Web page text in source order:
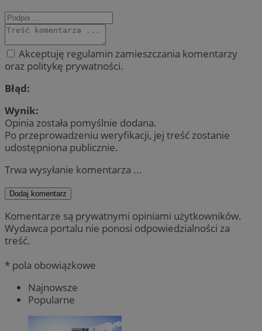
Akceptuję regulamin zamieszczania komentarzy
oraz politykę prywatności.
Błąd:
Wynik:
Opinia została pomyślnie dodana.
Po przeprowadzeniu weryfikacji, jej treść zostanie
udostępniona publicznie.
Trwa wysyłanie komentarza ...
Dodaj komentarz
Komentarze są prywatnymi opiniami użytkowników.
Wydawca portalu nie ponosi odpowiedzialności za
treść.
* pola obowiązkowe
Najnowsze
Popularne